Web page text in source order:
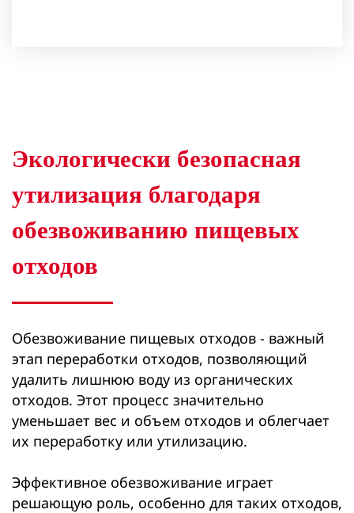
Экологически безопасная
утилизация благодаря
обезвоживанию пищевых
отходов
Обезвоживание пищевых отходов - важный
этап переработки отходов, позволяющий
удалить лишнюю воду из органических
отходов. Этот процесс значительно
уменьшает вес и объем отходов и облегчает
их переработку или утилизацию.
Эффективное обезвоживание играет
решающую роль, особенно для таких отходов,